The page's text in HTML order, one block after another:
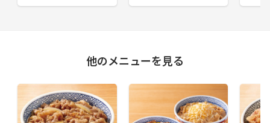
他のメニューを見る